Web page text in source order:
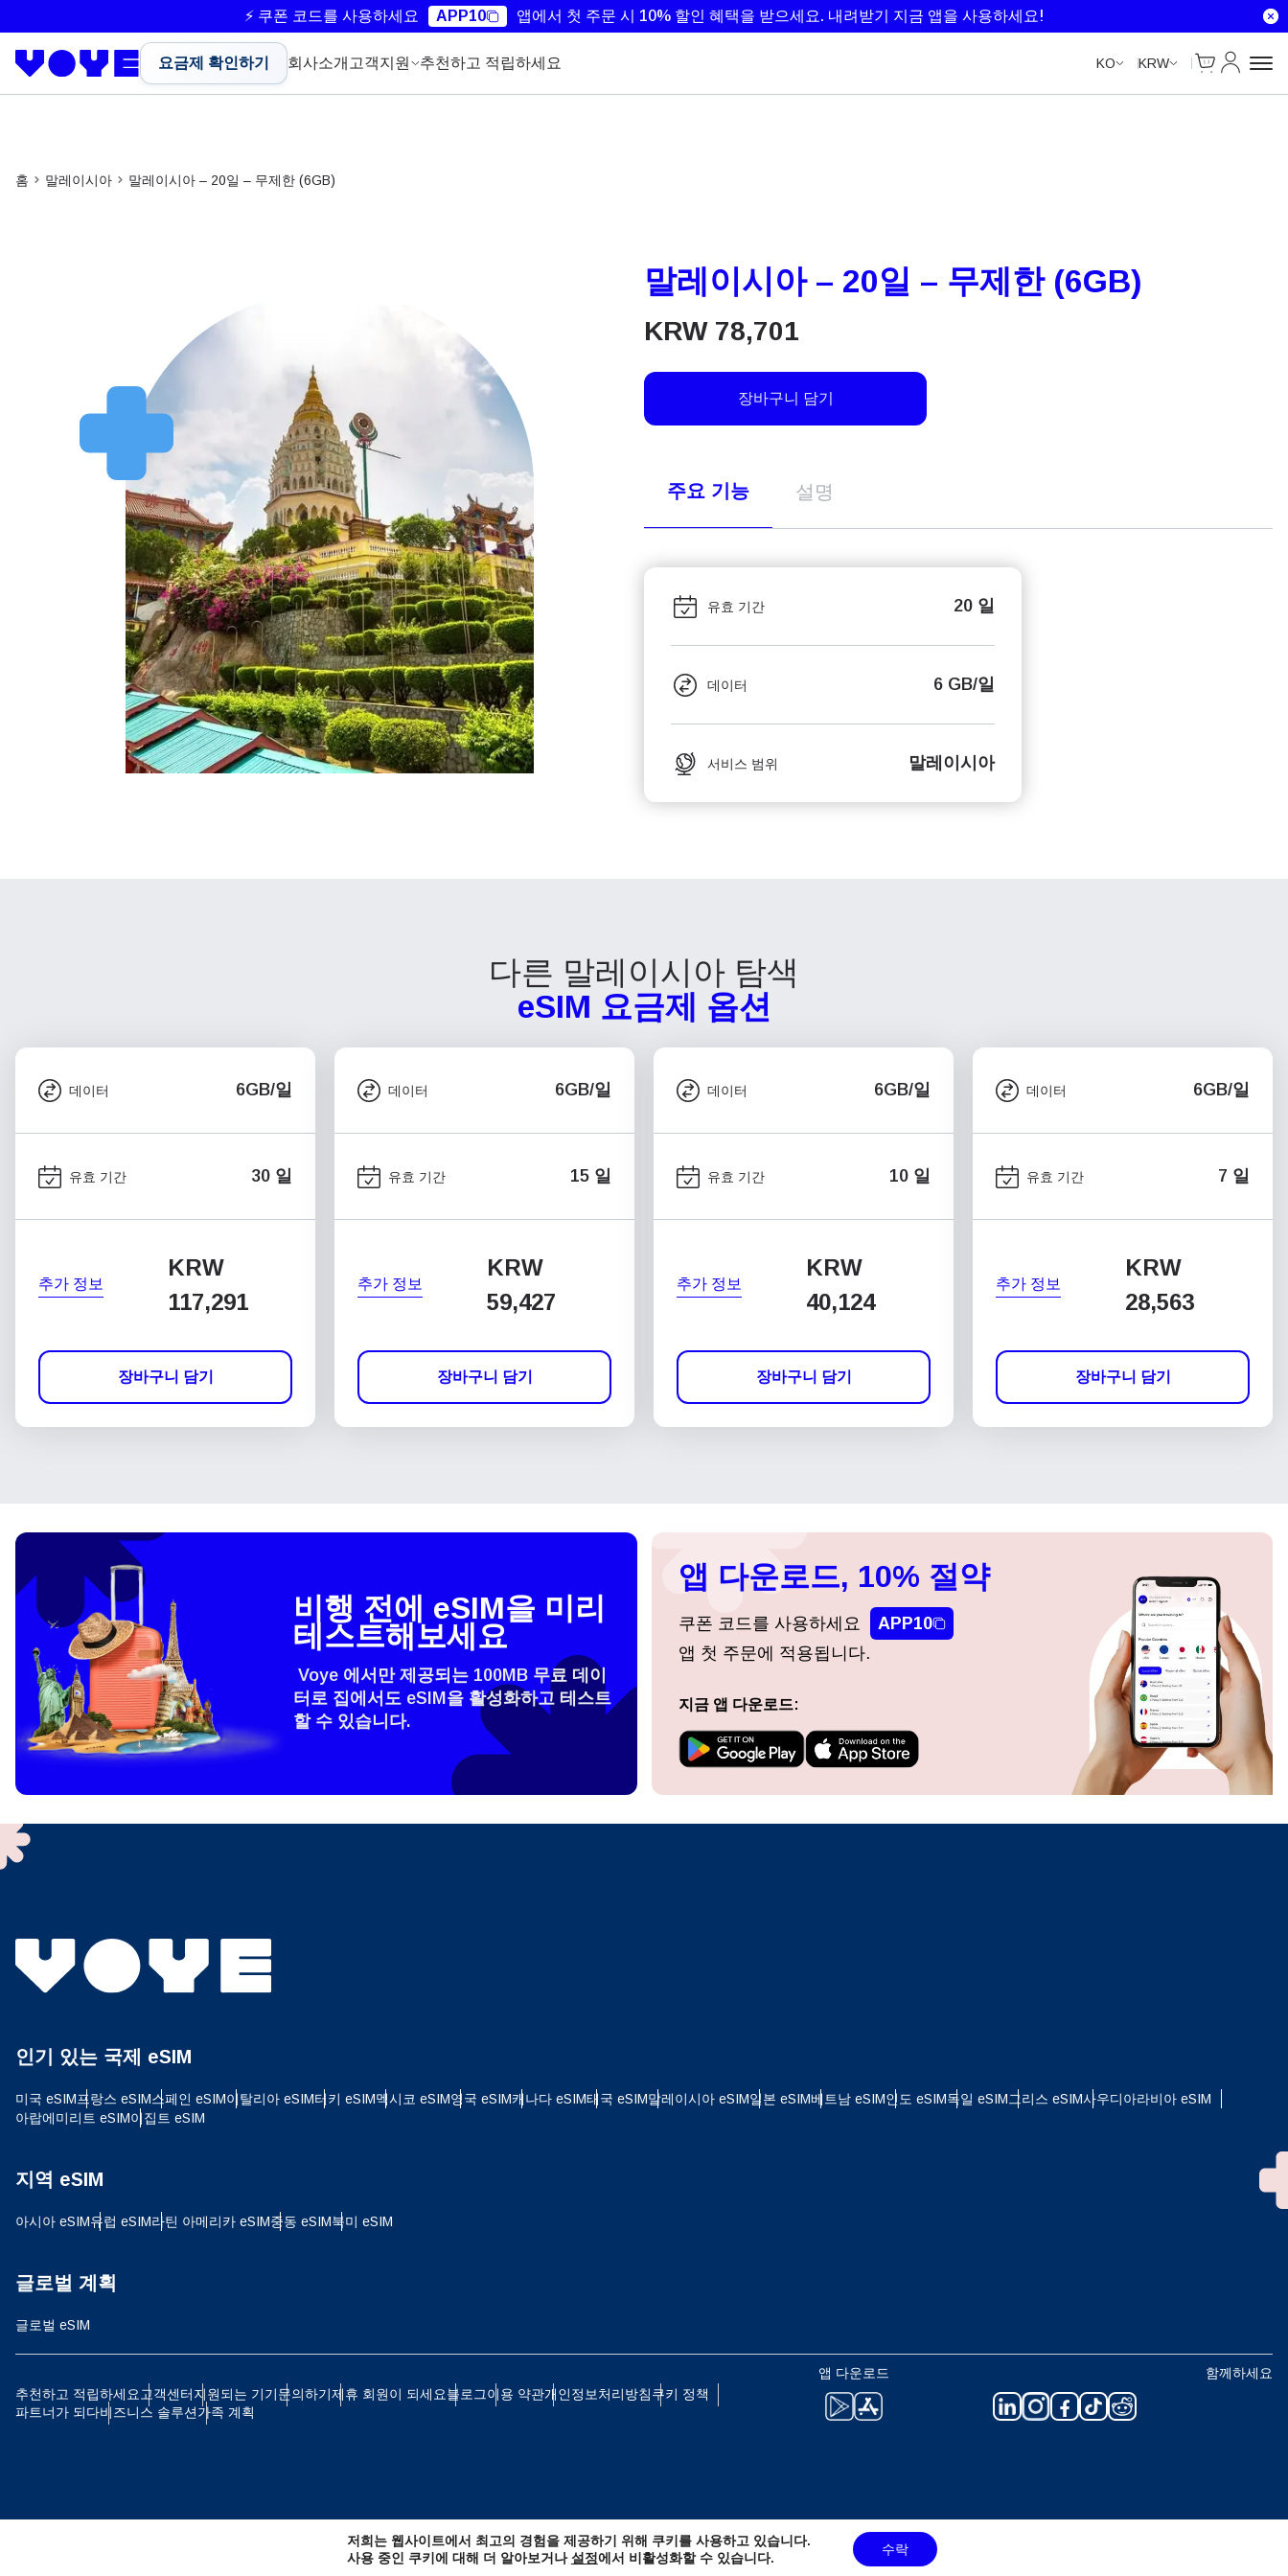
⚡ 쿠폰 코드를 사용하세요 APP10 앱에서 첫 주문 시 10% 할인 혜택을 받으세요. 내려받기 지금 앱을 사용하세요!
요금제 확인하기 회사소개 고객지원 추천하고 적립하세요 KO KRW
Cart
내 계정
홈 말레이시아 말레이시아 – 20일 – 무제한 (6GB)
말레이시아 – 20일 – 무제한 (6GB)
KRW78,701
장바구니 담기
주요 기능 설명
유효 기간 20 일
데이터 6 GB/일
서비스 범위 말레이시아
다른 말레이시아 탐색
eSIM 요금제 옵션
데이터 6GB/일
유효 기간 30 일
추가 정보
KRW
117,291
장바구니 담기
데이터 6GB/일
유효 기간 15 일
추가 정보
KRW
59,427
장바구니 담기
데이터 6GB/일
유효 기간 10 일
추가 정보
KRW
40,124
장바구니 담기
데이터 6GB/일
유효 기간 7 일
추가 정보
KRW
28,563
장바구니 담기
How do I get my eSim?
To get your eSIM, start by checking if your device supports eSIM
technology. Then, contact your mobile carrier to request an eSIM activation.
or enter in your device settings. Once activated, you can enjoy the benefits
비행 전에 eSIM을 미리
테스트해보세요
Voye 에서만 제공되는 100MB 무료 데이
터로 집에서도 eSIM을 활성화하고 테스트
할 수 있습니다.
앱 다운로드, 10% 절약
쿠폰 코드를 사용하세요
APP10
앱 첫 주문에 적용됩니다.
지금 앱 다운로드:
인기 있는 국제 eSIM
미국 eSIM프랑스 eSIM스페인 eSIM이탈리아 eSIM터키 eSIM멕시코 eSIM영국 eSIM캐나다 eSIM태국 eSIM말레이시아 eSIM일본 eSIM베트남 eSIM인도 eSIM독일 eSIM그리스 eSIM사우디아라비아 eSIM
아랍에미리트 eSIM이집트 eSIM
지역 eSIM
아시아 eSIM유럽 ​​eSIM라틴 아메리카 eSIM중동 eSIM북미 eSIM
글로벌 계획
글로벌 eSIM
추천하고 적립하세요고객센터지원되는 기기문의하기제휴 회원이 되세요블로그이용 약관개인정보처리방침쿠키 정책
파트너가 되다비즈니스 솔루션가족 계획
앱 다운로드 함께하세요
언어 선택:
CHF - 스위스 프랑 NZD - 뉴질랜드 달러
로그인 또는 회원가입
계정을 계속 이용하거나 몇 초 만에 새로 만드세요.
저희는 웹사이트에서 최고의 경험을 제공하기 위해 쿠키를 사용하고 있습니다.
사용 중인 쿠키에 대해 더 알아보거나설정에서 비활성화할 수 있습니다.
수락